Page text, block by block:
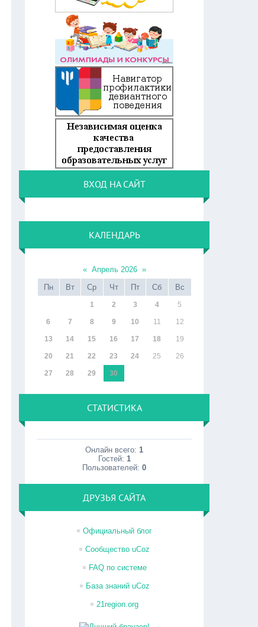
ВХОД НА САЙТ
КАЛЕНДАРЬ
« Апрель 2026 »
Пн
Вт Ср Чт Пт Сб Вс
1 2 3 4 5
6 7 8 9 10 11 12
13 14 15 16 17 18 19
20 21 22 23 24 25 26
27 28 29 30
СТАТИСТИКА
Онлайн всего:1
Гостей: 1
Пользователей:0
ДРУЗЬЯ САЙТА
Официальный блог
Сообщество uCoz
FAQ по системе
База знаний uCoz
21region.org